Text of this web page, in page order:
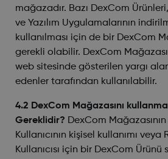
mağazadır. Bazı DexCom
ve Yazılım Uygulamalarının
kullanılması için de bir DexCom
gerekli olabilir. DexCom
web sitesinde gösterilen yargı
edenler tarafından kullanılabilir.
4.2 DexCom Mağazasını
Gereklidir? DexCom Mağazasının
Kullanıcının kişisel kullanımı
Kullanıcısı için bir DexCom Ürünü